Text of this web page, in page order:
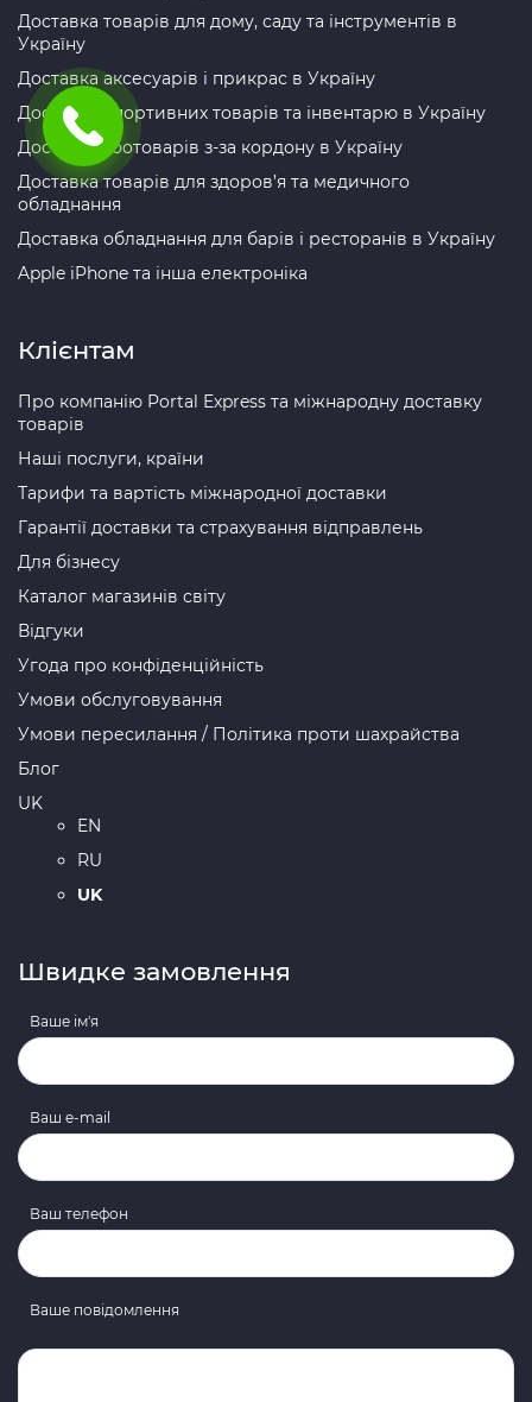
Доставка товарів для дому, саду та інструментів в
Україну
Доставка аксесуарів і прикрас в Україну
Доставка спортивних товарів та інвентарю в Україну
Доставка зоотоварів з-за кордону в Україну
Доставка товарів для здоров’я та медичного
обладнання
Доставка обладнання для барів і ресторанів в Україну
Apple iPhone та інша електроніка
Клієнтам
Про компанію Portal Express та міжнародну доставку
товарів
Наші послуги, країни
Тарифи та вартість міжнародної доставки
Гарантії доставки та страхування відправлень
Для бізнесу
Каталог магазинів світу
Відгуки
Угода про конфіденційність
Умови обслуговування
Умови пересилання / Політика проти шахрайства
Блог
UK
EN
RU
UK
Швидке замовлення
Ваше ім'я
Ваш e-mail
Ваш телефон
Ваше повідомлення